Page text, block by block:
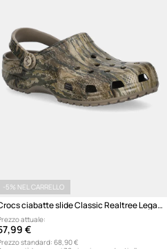
-5% NEL CARRELLO
Crocs ciabatte slide Classic Realtree Legacy Clog
attuale:
€
standard: 68,90 €